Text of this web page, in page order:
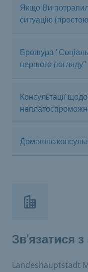
Якщо Ви
ситуацію
Брошура
першого погляду"
Консультації
Домашнє
Зв'язатися
Landeshauptstadt